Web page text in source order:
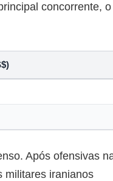
concorrente, o
Após ofensivas
militares iranianos